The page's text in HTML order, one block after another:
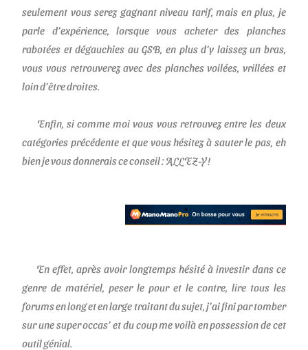
seulement vous serez gagnant niveau tarif, mais en plus, je
parle d’expérience, lorsque vous acheter des planches
rabotées et dégauchies au GSB, en plus d’y laissez un bras,
vous vous retrouverez avec des planches voilées, vrillées et
loin d’être droites.
Enfin, si comme moi vous vous retrouvez entre les deux
catégories précédente et que vous hésitez à sauter le pas, eh
bien je vous donnerais ce conseil :ALLEZ-Y !
En effet, après avoir longtemps hésité à investir dans ce
genre de matériel, peser le pour et le contre, lire tous les
forums en long et en large traitant du sujet, j’ai fini par tomber
sur une super occas’ et du coup me voilà en possession de cet
outil génial.